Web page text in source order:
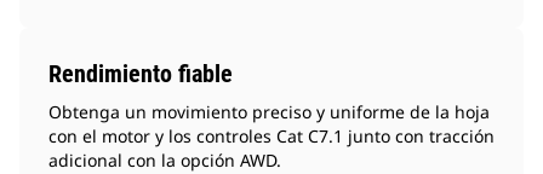
Rendimiento fiable
Obtenga un movimiento preciso y uniforme de la hoja
con el motor y los controles Cat C7.1 junto con tracción
adicional con la opción AWD.